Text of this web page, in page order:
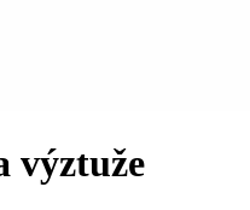
výztuže